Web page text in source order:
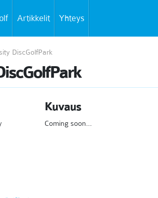
Artikkelit Yhteys
DiscGolfPark
Kuvaus
Coming soon…